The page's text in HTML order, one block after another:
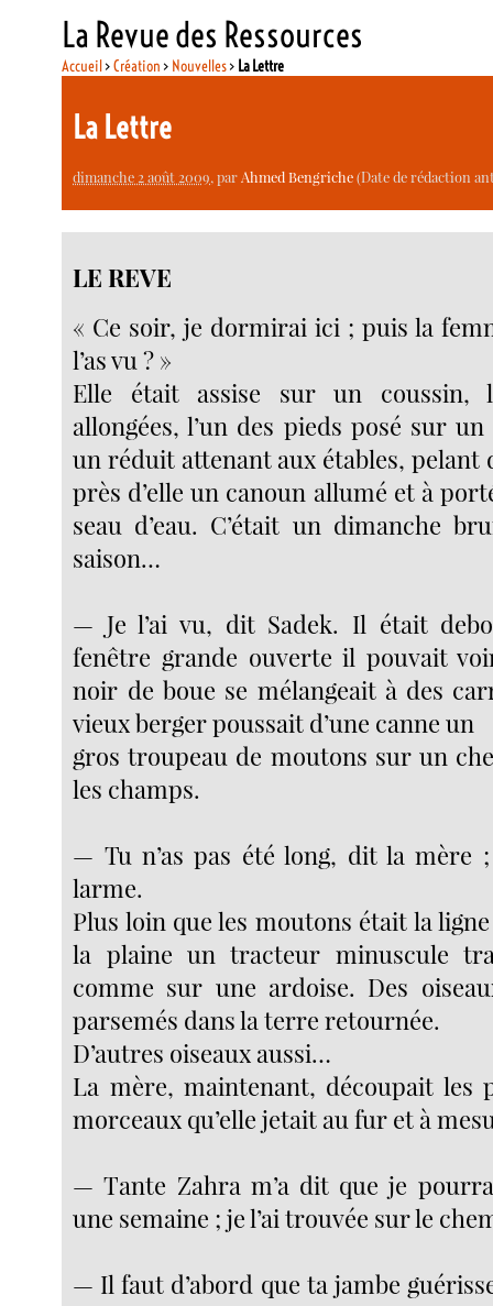
La Revue des Ressources
Accueil>Création > Nouvelles> La Lettre
La Lettre
dimanche 2 août 2009, parAhmed Bengriche(Date de rédaction
LE REVE
« Ce soir, je dormirai ici ; puis la
l’as vu ? »
Elle était assise sur un coussin,
allongées, l’un des pieds posé sur
un réduit attenant aux étables, pelant
près d’elle un canoun allumé et à
seau d’eau. C’était un dimanche
saison…
— Je l’ai vu, dit Sadek. Il était
fenêtre grande ouverte il pouvait
noir de boue se mélangeait à des
vieux berger poussait d’une canne un
gros troupeau de moutons sur un
les champs.
— Tu n’as pas été long, dit la mère
larme.
Plus loin que les moutons était la
la plaine un tracteur minuscule
comme sur une ardoise. Des
parsemés dans la terre retournée.
D’autres oiseaux aussi…
La mère, maintenant, découpait les
morceaux qu’elle jetait au fur et à
— Tante Zahra m’a dit que je
une semaine ; je l’ai trouvée sur le
— Il faut d’abord que ta jambe